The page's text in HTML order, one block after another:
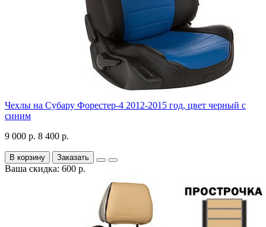
Чехлы на Субару Форестер-4 2012-2015 год, цвет черный с
синим
9 000 р. 8 400 р.
В корзину Заказать
Ваша скидка: 600 р.